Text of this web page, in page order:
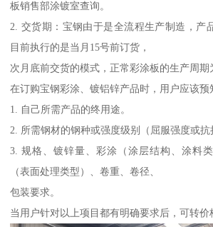
板销售部涂镀室查询。
2. 交货期：宝钢由于是全流程生产制造，产
目前执行的是当月15号前订货，
次月底前交货的模式，正常彩涂板的生产周期
在订购宝钢彩涂、镀铝锌产品时，用户应该预
1. 自己所需产品的终用途。
2. 所需钢材的钢种或强度级别（屈服强度或抗
3. 规格、镀锌量、彩涂（涂层结构、涂料
（表面处理类型）、卷重、卷径、
包装要求。
当用户针对以上项目都有明确要求后，可转价